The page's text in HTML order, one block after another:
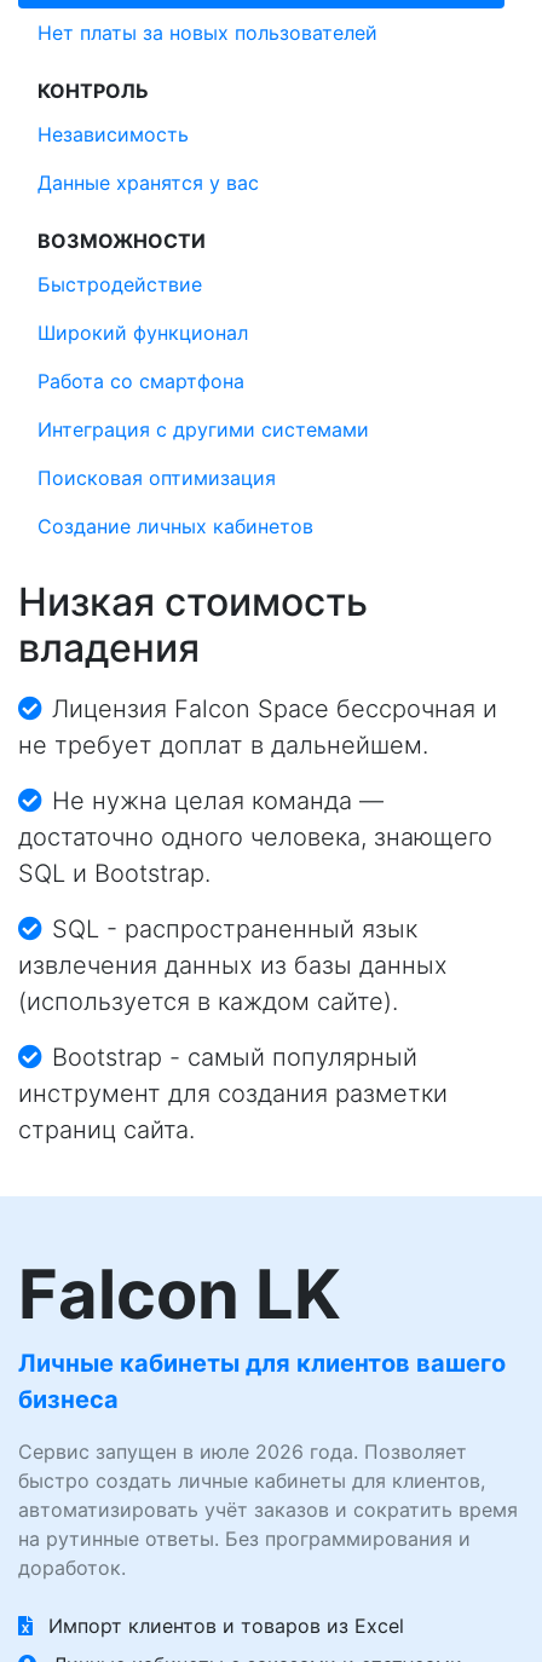
Нет платы за новых пользователей
КОНТРОЛЬ
Независимость
Данные хранятся у вас
ВОЗМОЖНОСТИ
Быстродействие
Широкий функционал
Работа со смартфона
Интеграция с другими системами
Поисковая оптимизация
Создание личных кабинетов
Низкая стоимость
владения
Лицензия Falcon Space бессрочная и
не требует доплат в дальнейшем.
Не нужна целая команда —
достаточно одного человека, знающего
SQL и Bootstrap.
SQL - распространенный язык
извлечения данных из базы данных
(используется в каждом сайте).
Bootstrap - самый популярный
инструмент для создания разметки
страниц сайта.
Falcon LK
Личные кабинеты для клиентов вашего
бизнеса
Сервис запущен в июле 2026 года. Позволяет
быстро создать личные кабинеты для клиентов,
автоматизировать учёт заказов и сократить время
на рутинные ответы. Без программирования и
доработок.
Импорт клиентов и товаров из Excel